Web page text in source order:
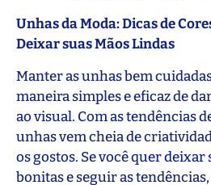
Unhas da Moda: Dicas de
Deixar suas Mãos Lindas
Manter as unhas bem
maneira simples e eficaz de
ao visual. Com as tendências
unhas vem cheia de
os gostos. Se você quer deixar
bonitas e seguir as